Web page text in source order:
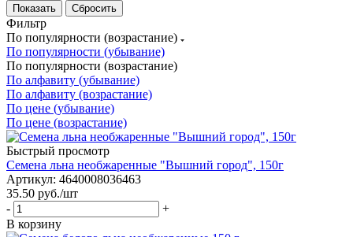
Сбросить
Фильтр
По популярности (возрастание)
По популярности (убывание)
По популярности (возрастание)
По алфавиту (убывание)
По алфавиту (возрастание)
По цене (убывание)
По цене (возрастание)
Быстрый просмотр
Семена льна необжаренные "Вышний город", 150г
Артикул: 4640008036463
35.50 руб./шт
-
+
В корзину